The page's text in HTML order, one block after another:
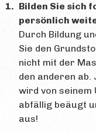
Bilden Sie sich
persönlich
Durch Bildung
Sie den
nicht mit der
den anderen ab.
wird von seinem
abfällig beäugt
aus!